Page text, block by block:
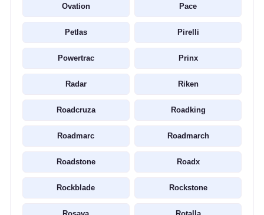
Ovation Pace
Petlas Pirelli
Powertrac Prinx
Radar Riken
Roadcruza Roadking
Roadmarc Roadmarch
Roadstone Roadx
Rockblade Rockstone